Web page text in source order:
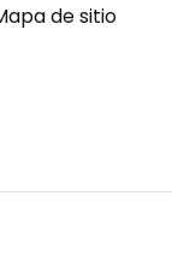
de sitio